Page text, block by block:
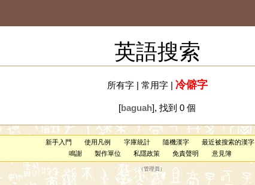
英語搜索
所有字| 常用字| 冷僻字
[baguah], 找到 0 個
新手入門 使用凡例 字庫統計 隨機漢字
最近被搜索的漢字
鳴謝
製作單位 私隱政策 免責聲明 意見簿
（管理員 ）